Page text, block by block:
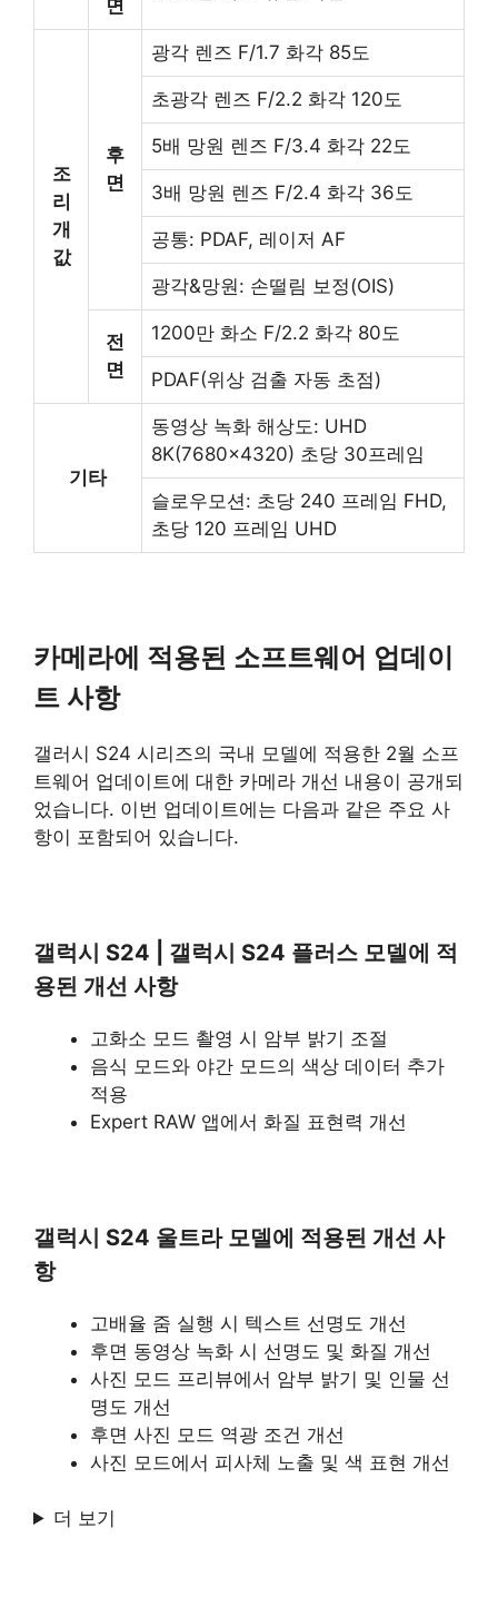
면
조
리
개
값
후
면
광각 렌즈 F/1.7 화각 85도
초광각 렌즈 F/2.2 화각 120도
5배 망원 렌즈 F/3.4 화각 22도
3배 망원 렌즈 F/2.4 화각 36도
공통: PDAF, 레이저 AF
광각&망원: 손떨림 보정(OIS)
전
면
1200만 화소 F/2.2 화각 80도
PDAF(위상 검출 자동 초점)
기타
동영상 녹화 해상도: UHD
8K(7680×4320) 초당 30프레임
슬로우모션: 초당 240 프레임 FHD,
초당 120 프레임 UHD
카메라에 적용된 소프트웨어 업데이
트 사항
갤러시 S24 시리즈의 국내 모델에 적용한 2월 소프
트웨어 업데이트에 대한 카메라 개선 내용이 공개되
었습니다. 이번 업데이트에는 다음과 같은 주요 사
항이 포함되어 있습니다.
갤럭시 S24 | 갤럭시 S24 플러스 모델에 적
용된 개선 사항
고화소 모드 촬영 시 암부 밝기 조절
음식 모드와 야간 모드의 색상 데이터 추가
적용
Expert RAW 앱에서 화질 표현력 개선
갤럭시 S24 울트라 모델에 적용된 개선 사
항
고배율 줌 실행 시 텍스트 선명도 개선
후면 동영상 녹화 시 선명도 및 화질 개선
사진 모드 프리뷰에서 암부 밝기 및 인물 선
명도 개선
후면 사진 모드 역광 조건 개선
사진 모드에서 피사체 노출 및 색 표현 개선
더 보기